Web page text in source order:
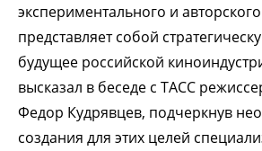
экспериментального и
представляет собой
будущее российской
высказал в беседе с ТАСС
Федор Кудрявцев, подчеркнув
создания для этих целей